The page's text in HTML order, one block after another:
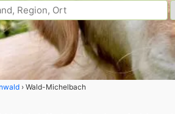
Wald-Michelbach